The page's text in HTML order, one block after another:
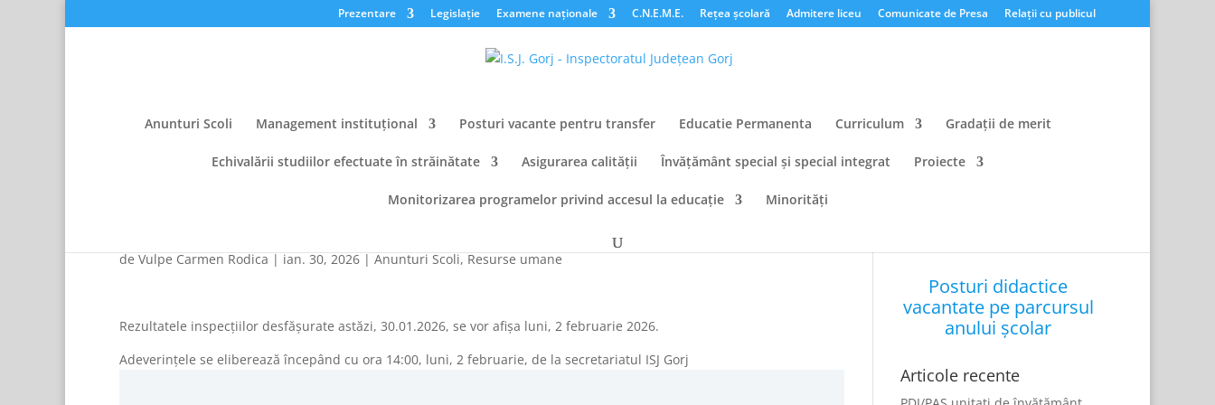
Prezentare Legislație Examene naționale C.N.E.M.E. Rețea școlară Admitere liceu Comunicate de Presa Relații cu publicul
Anunturi Scoli Management instituțional Posturi vacante pentru transfer Educatie Permanenta Curriculum Gradații de merit
Echivalării studiilor efectuate în străinătate Asigurarea calității Învățământ special și special integrat Proiecte
Monitorizarea programelor privind accesul la educație Minorități
deVulpe Carmen Rodica|ian. 30, 2026|Anunturi Scoli,Resurse umane
Rezultatele inspecțiilor desfășurate astăzi, 30.01.2026, se vor afișa luni, 2 februarie 2026.
Adeverințele se eliberează începând cu ora 14:00, luni, 2 februarie, de la secretariatul ISJ Gorj
Posturi didactice
vacantate pe parcursul
anului școlar
Articole recente